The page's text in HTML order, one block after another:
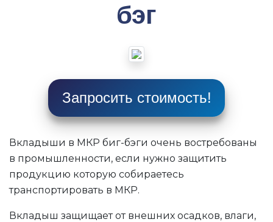
бэг
Запросить стоимость!
Вкладыши в МКР биг-бэги очень востребованы
в промышленности, если нужно защитить
продукцию которую собираетесь
транспортировать в МКР.
Вкладыш защищает от внешних осадков, влаги,